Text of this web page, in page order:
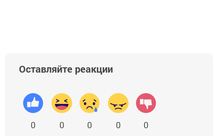
Оставляйте реакции
0 0 0 0 0